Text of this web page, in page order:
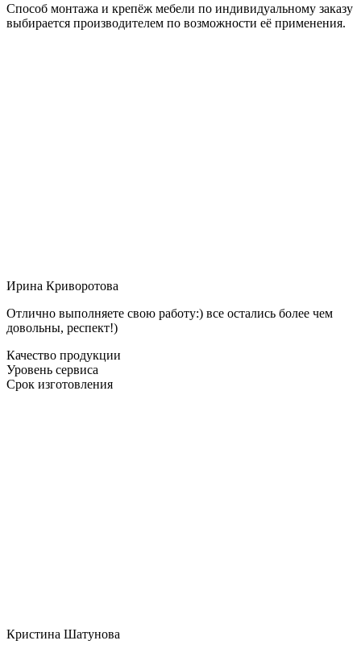
Способ монтажа и крепёж мебели по индивидуальному заказу
выбирается производителем по возможности её применения.
Ирина Криворотова
Отлично выполняете свою работу:) все остались более чем
довольны, респект!)
Качество продукции
Уровень сервиса
Срок изготовления
Кристина Шатунова